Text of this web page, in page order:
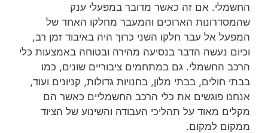
החשמלי. אם זה כאשר מדובר במפעלי ענק
שהמסדרונות הארוכים והמעבר מחלקו האחד של
המפעל אל עבר חלקו השני כרוך היה באיבוד זמן רב,
וכיום נעשה הדבר בנסיעה מהירה ובטוחה באמצעות כלי
הרכב החשמלי. גם במתחמים ציבוריים שונים, כמו
בבתי חולים, בבתי מלון, בחנויות גדולות, קניונים ועוד,
אנחנו פוגשים את כלי הרכב החשמליים כאשר הם
מקלים מאוד על תהליכי העבודה והשינוע של הציוד
ממקום למקום.